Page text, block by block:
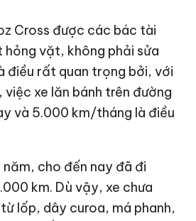
Cross được các bác tài
hỏng vặt, không phải sửa
điều rất quan trọng bởi, với
xe lăn bánh trên đường
và 5.000 km/tháng là điều
năm, cho đến nay đã đi
km. Dù vậy, xe chưa
lốp, dây curoa, má phanh,